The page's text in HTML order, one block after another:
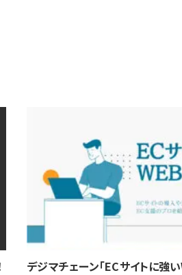
デジマチェーン「ECサイトに強